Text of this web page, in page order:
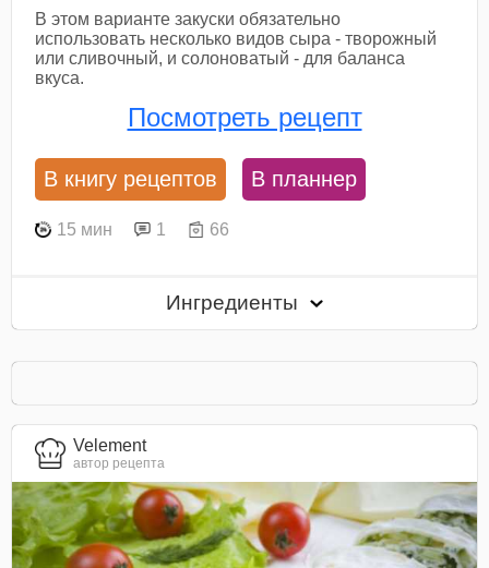
В этом варианте закуски обязательно
использовать несколько видов сыра - творожный
или сливочный, и солоноватый - для баланса
вкуса.
Посмотреть рецепт
В книгу рецептов В планнер
15 мин 1 66
Ингредиенты
Velement
автор рецепта